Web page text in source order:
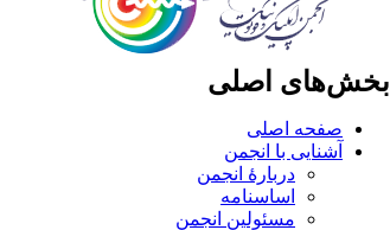
بخش‌های اصلی
صفحه اصلی
آشنایی با انجمن
دربارۀ انجمن
اساسنامه
مسئولین انجمن